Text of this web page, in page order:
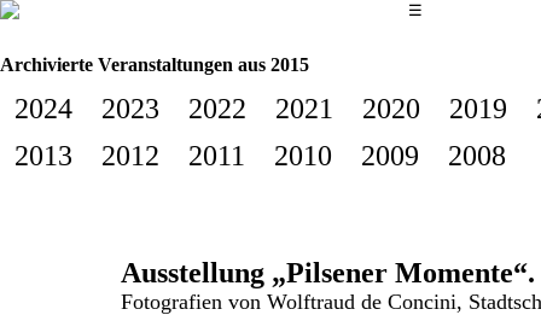
Das
☰
Archivierte Veranstaltungen aus 2015
2024 2023 2022 2021 2020 2019
2013
2012 2011 2010 2009 2008
Ausstellung „Pilsener
Fotografien von Wolftraud de Concini,